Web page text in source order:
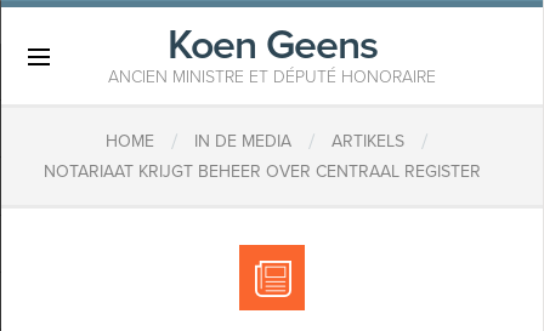
Koen Geens
ANCIEN MINISTRE ET DÉPUTÉ HONORAIRE
HOME / IN DE MEDIA / ARTIKELS /
NOTARIAAT KRIJGT BEHEER OVER CENTRAAL REGISTER